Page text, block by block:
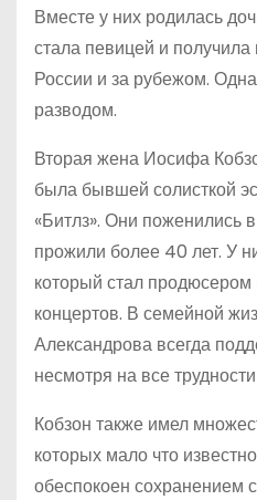
Вместе у них родилась
стала певицей и
России и за рубежом.
разводом.
Вторая жена Иосифа
была бывшей солисткой
«Битлз». Они поженились
прожили более 40 лет. У
который стал продюсером
концертов. В семейной
Александрова всегда
несмотря на все
Кобзон также имел
которых мало что
обеспокоен сохранением